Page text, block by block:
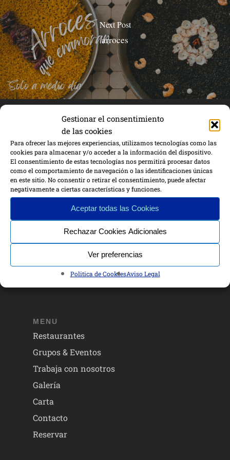
Gestionar el consentimiento
de las cookies
Para ofrecer las mejores experiencias, utilizamos tecnologías como las
cookies para almacenar y/o acceder a la información del dispositivo.
El consentimiento de estas tecnologías nos permitirá procesar datos
como el comportamiento de navegación o las identificaciones únicas
en este sitio. No consentir o retirar el consentimiento, puede afectar
negativamente a ciertas características y funciones.
Aceptar todas las Cookies
Rechazar Cookies Adicionales
Ver preferencias
Politica de CookiesAviso Legal
Next Post
arroces
Aviso Legal
MENU
Restaurantes
Grupos & Eventos
Trabaja con nosotros
Galería
Carta
Contacto
Reservar